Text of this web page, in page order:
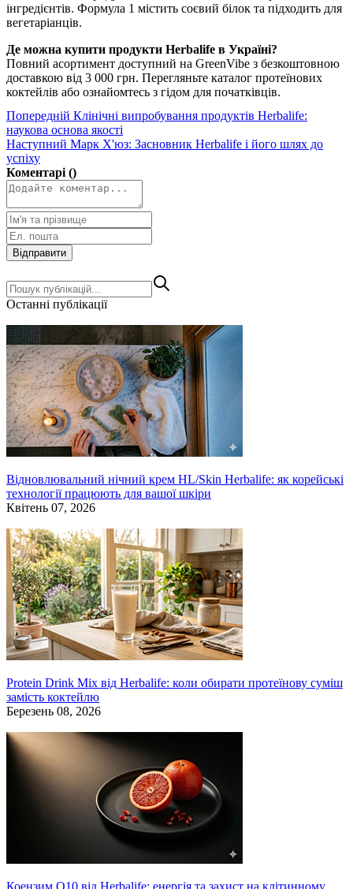
інгредієнтів. Формула 1 містить соєвий білок та підходить для
вегетаріанців.
Де можна купити продукти Herbalife в Україні?
Повний асортимент доступний на GreenVibe з безкоштовною
доставкою від 3 000 грн. Перегляньте каталог протеїнових
коктейлів або ознайомтесь з гідом для початківців.
Попередній Клінічні випробування продуктів Herbalife:
наукова основа якості
Наступний Марк Х'юз: Засновник Herbalife і його шлях до
успіху
Коментарі ()
Відправити
Останні публікації
Відновлювальний нічний крем HL/Skin Herbalife: як корейські
технології працюють для вашої шкіри
Квітень 07, 2026
Protein Drink Mix від Herbalife: коли обирати протеїнову суміш
замість коктейлю
Березень 08, 2026